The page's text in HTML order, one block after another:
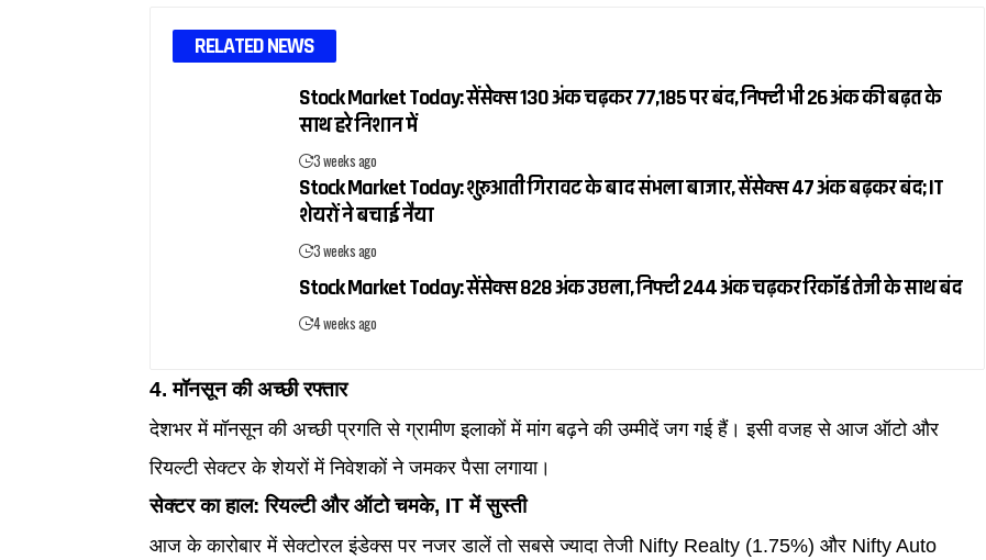
RELATED NEWS
Stock Market Today: सेंसेक्स 130 अंक चढ़कर 77,185 पर बंद, निफ्टी भी 26 अंक की बढ़त के
साथ हरे निशान में
3 weeks ago
Stock Market Today: शुरुआती गिरावट के बाद संभला बाजार, सेंसेक्स 47 अंक बढ़कर बंद; IT
शेयरों ने बचाई नैया
3 weeks ago
Stock Market Today: सेंसेक्स 828 अंक उछला, निफ्टी 244 अंक चढ़कर रिकॉर्ड तेजी के साथ बंद
4 weeks ago
4. मॉनसून की अच्छी रफ्तार
देशभर में मॉनसून की अच्छी प्रगति से ग्रामीण इलाकों में मांग बढ़ने की उम्मीदें जग गई हैं। इसी वजह से आज ऑटो और
रियल्टी सेक्टर के शेयरों में निवेशकों ने जमकर पैसा लगाया।
सेक्टर का हाल: रियल्टी और ऑटो चमके, IT में सुस्ती
आज के कारोबार में सेक्टोरल इंडेक्स पर नजर डालें तो सबसे ज्यादा तेजी Nifty Realty (1.75%) और Nifty Auto